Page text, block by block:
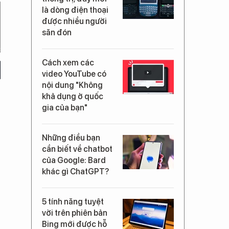
là dòng điện thoại
được nhiều người
săn đón
Cách xem các
video YouTube có
nội dung "Không
khả dụng ở quốc
gia của bạn"
Những điều bạn
cần biết về chatbot
của Google: Bard
khác gì ChatGPT?
5 tính năng tuyệt
vời trên phiên bản
Bing mới được hỗ